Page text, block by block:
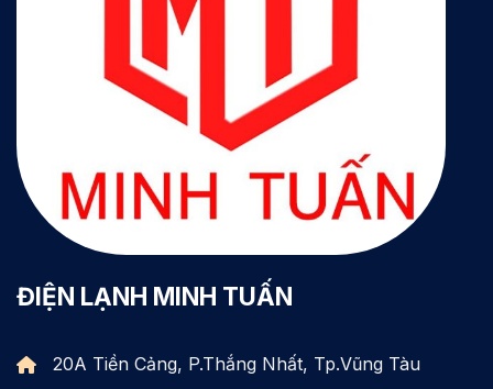
ĐIỆN LẠNH MINH TUẤN
20A Tiền Cảng, P.Thắng Nhất, Tp.Vũng Tàu